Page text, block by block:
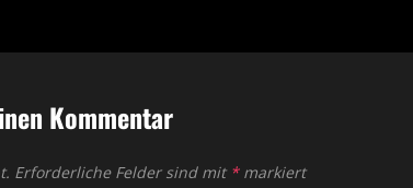
Kommentar
Erforderliche Felder sind mit *markiert